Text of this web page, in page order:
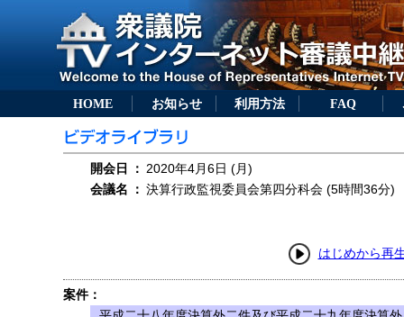
HOME お知らせ 利用方法 FAQ
開会日 ： 2020年4月6日 (月)
会議名
： 決算行政監視委員会第四分科会 (5時間36分)
はじめから再
案件：